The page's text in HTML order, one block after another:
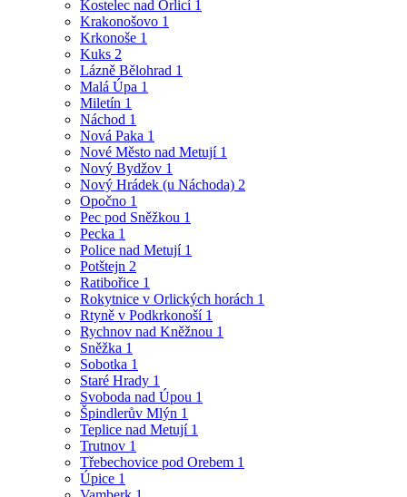
Kostelec nad Orlicí 1
Krakonošovo 1
Krkonoše 1
Kuks 2
Lázně Bělohrad 1
Malá Úpa 1
Miletín 1
Náchod 1
Nová Paka 1
Nové Město nad Metují 1
Nový Bydžov 1
Nový Hrádek (u Náchoda) 2
Opočno 1
Pec pod Sněžkou 1
Pecka 1
Police nad Metují 1
Potštejn 2
Ratibořice 1
Rokytnice v Orlických horách 1
Rtyně v Podkrkonoší 1
Rychnov nad Kněžnou 1
Sněžka 1
Sobotka 1
Staré Hrady 1
Svoboda nad Úpou 1
Špindlerův Mlýn 1
Teplice nad Metují 1
Trutnov 1
Třebechovice pod Orebem 1
Úpice 1